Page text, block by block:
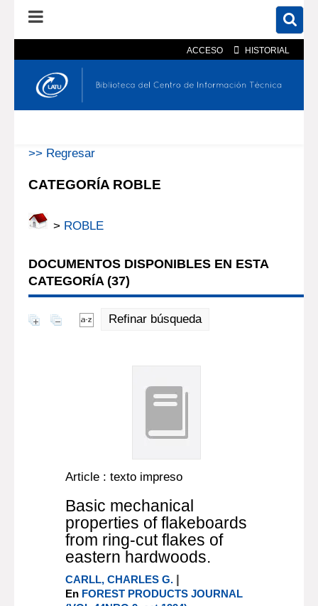
ACCESO HISTORIAL
En el catálogo En el sitio
>> Regresar
CATEGORÍA ROBLE
> ROBLE
DOCUMENTOS DISPONIBLES EN ESTA
CATEGORÍA (37)
Refinar búsqueda
Article : texto impreso
Basic mechanical
properties of flakeboards
from ring-cut flakes of
eastern hardwoods.
CARLL, CHARLES G. |
En FOREST PRODUCTS JOURNAL